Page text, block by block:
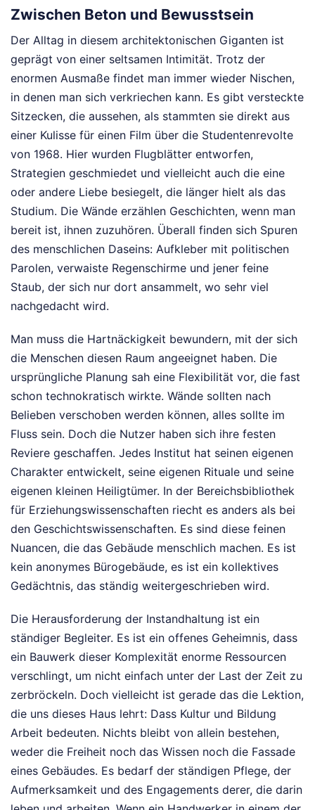
Zwischen Beton und Bewusstsein
Der Alltag in diesem architektonischen Giganten ist
geprägt von einer seltsamen Intimität. Trotz der
enormen Ausmaße findet man immer wieder Nischen,
in denen man sich verkriechen kann. Es gibt versteckte
Sitzecken, die aussehen, als stammten sie direkt aus
einer Kulisse für einen Film über die Studentenrevolte
von 1968. Hier wurden Flugblätter entworfen,
Strategien geschmiedet und vielleicht auch die eine
oder andere Liebe besiegelt, die länger hielt als das
Studium. Die Wände erzählen Geschichten, wenn man
bereit ist, ihnen zuzuhören. Überall finden sich Spuren
des menschlichen Daseins: Aufkleber mit politischen
Parolen, verwaiste Regenschirme und jener feine
Staub, der sich nur dort ansammelt, wo sehr viel
nachgedacht wird.
Man muss die Hartnäckigkeit bewundern, mit der sich
die Menschen diesen Raum angeeignet haben. Die
ursprüngliche Planung sah eine Flexibilität vor, die fast
schon technokratisch wirkte. Wände sollten nach
Belieben verschoben werden können, alles sollte im
Fluss sein. Doch die Nutzer haben sich ihre festen
Reviere geschaffen. Jedes Institut hat seinen eigenen
Charakter entwickelt, seine eigenen Rituale und seine
eigenen kleinen Heiligtümer. In der Bereichsbibliothek
für Erziehungswissenschaften riecht es anders als bei
den Geschichtswissenschaften. Es sind diese feinen
Nuancen, die das Gebäude menschlich machen. Es ist
kein anonymes Bürogebäude, es ist ein kollektives
Gedächtnis, das ständig weitergeschrieben wird.
Die Herausforderung der Instandhaltung ist ein
ständiger Begleiter. Es ist ein offenes Geheimnis, dass
ein Bauwerk dieser Komplexität enorme Ressourcen
verschlingt, um nicht einfach unter der Last der Zeit zu
zerbröckeln. Doch vielleicht ist gerade das die Lektion,
die uns dieses Haus lehrt: Dass Kultur und Bildung
Arbeit bedeuten. Nichts bleibt von allein bestehen,
weder die Freiheit noch das Wissen noch die Fassade
eines Gebäudes. Es bedarf der ständigen Pflege, der
Aufmerksamkeit und des Engagements derer, die darin